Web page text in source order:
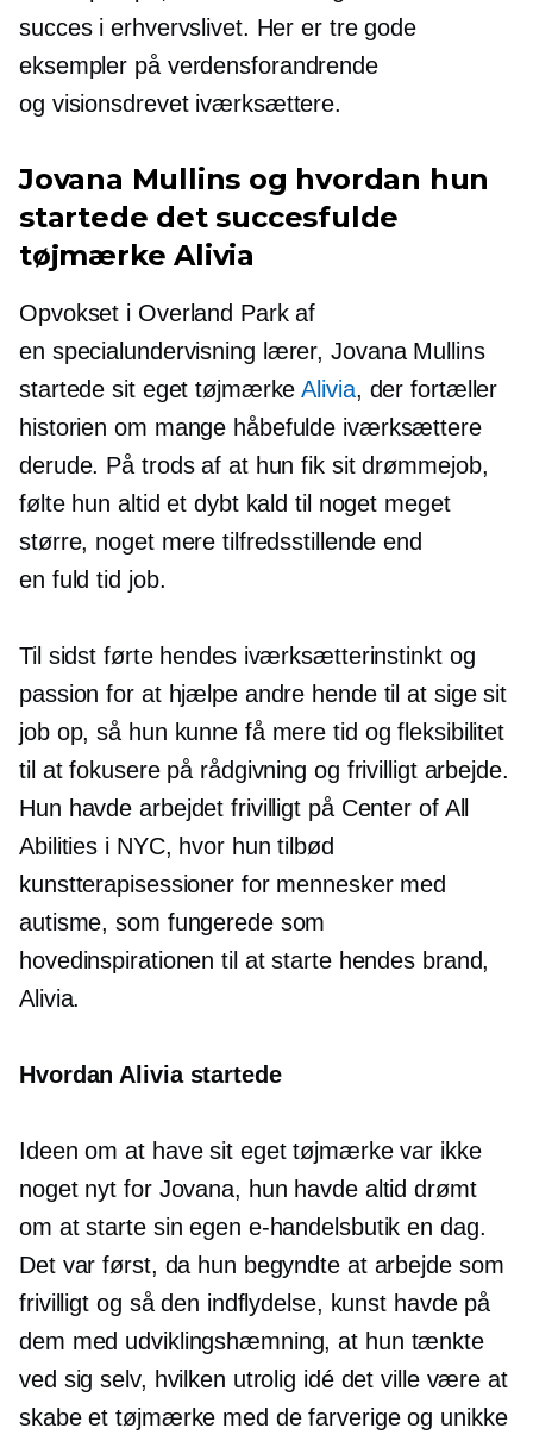
succes i erhvervslivet. Her er tre gode
eksempler på verdensforandrende
og visionsdrevetiværksættere.
Jovana Mullins og hvordan hun
startede det succesfulde
tøjmærke Alivia
Opvokset i Overland Park af
en specialundervisning lærer, Jovana Mullins
startede sit eget tøjmærkeAlivia, der fortæller
historien om mange håbefulde iværksættere
derude. På trods af at hun fik sit drømmejob,
følte hun altid et dybt kald til noget meget
større, noget mere tilfredsstillende end
en fuld tid job.
Til sidst førte hendes iværksætterinstinkt og
passion for at hjælpe andre hende til at sige sit
job op, så hun kunne få mere tid og fleksibilitet
til at fokusere på rådgivning og frivilligt arbejde.
Hun havde arbejdet frivilligt på Center of All
Abilities i NYC, hvor hun tilbød
kunstterapisessioner for mennesker med
autisme, som fungerede som
hovedinspirationen til at starte hendes brand,
Alivia.
Hvordan Alivia startede
Ideen om at have sit eget tøjmærke var ikke
noget nyt for Jovana, hun havde altid drømt
om at starte sin egen e-handelsbutik en dag.
Det var først, da hun begyndte at arbejde som
frivilligt og så den indflydelse, kunst havde på
dem med udviklingshæmning, at hun tænkte
ved sig selv, hvilken utrolig idé det ville være at
skabe et tøjmærke med de farverige og unikke